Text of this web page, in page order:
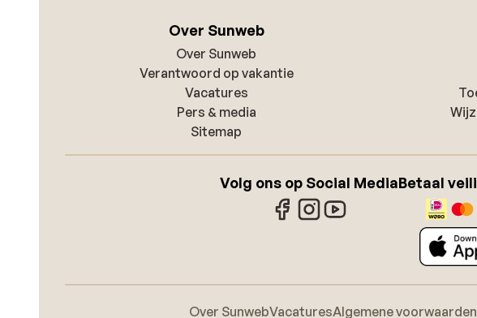
Over Sunweb
Over Sunweb
Verantwoord op vakantie
Vacatures
Pers & media
Sitemap
Volg ons op Social MediaBetaal
Over SunwebVacaturesAlgemene